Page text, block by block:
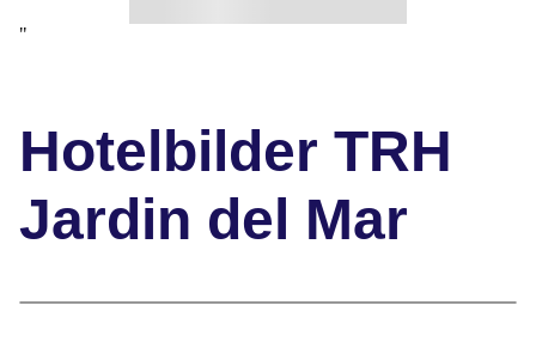
"
Hotelbilder TRH
Jardin del Mar